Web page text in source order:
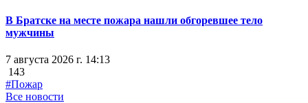
В Братске на месте пожара нашли обгоревшее тело
мужчины
7 августа 2026 г. 14:13
143
#Пожар
Все новости